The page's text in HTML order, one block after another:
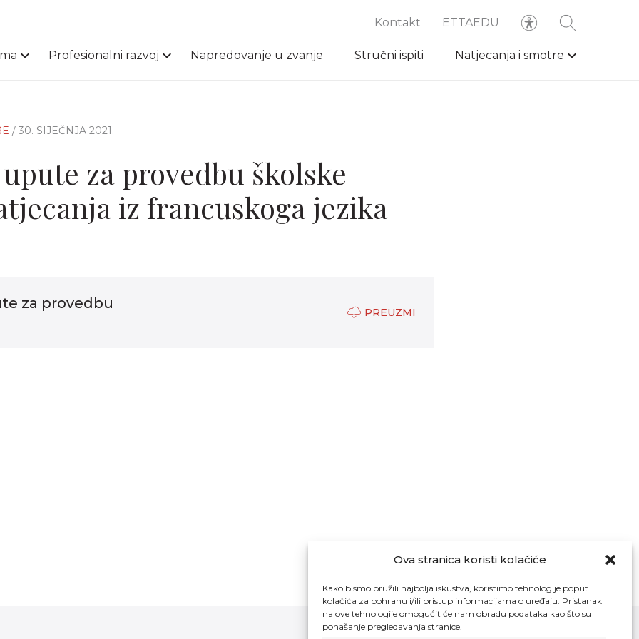
Ova stranica koristi kolačiće
Kako bismo pružili najbolja iskustva, koristimo tehnologije poput
kolačića za pohranu i/ili pristup informacijama o uređaju. Pristanak
na ove tehnologije omogućit će nam obradu podataka kao što su
ponašanje pregledavanja stranice.
Kontakt ETTAEDU
Profesionalni razvoj Napredovanje u zvanje Stručni ispiti Natjecanja i smotre
/ 30. SIJEČNJA 2021.
za provedbu školske
iz francuskoga jezika
za provedbu
PREUZMI